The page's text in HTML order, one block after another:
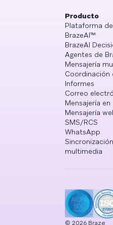
Producto
Plataforma
BrazeAI™
BrazeAI
Agentes de
Mensajería
Coordinación
Informes
Correo
Mensajería
Mensajería
SMS/RCS
WhatsApp
multimedia
© 2026 Braze